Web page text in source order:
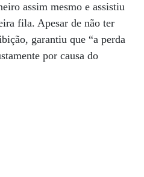
assim mesmo e assistiu
fila. Apesar de não ter
garantiu que “a perda
por causa do